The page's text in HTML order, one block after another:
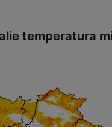
temperatura